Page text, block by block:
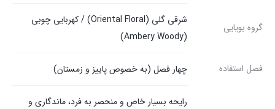
گروه بویایی
شرقی گلی (Oriental Floral) / کهربایی چوبی
(Ambery Woody)
فصل استفاده چهار فصل (به خصوص پاییز و زمستان)
رایحه بسیار خاص و منحصر به فرد، ماندگاری و